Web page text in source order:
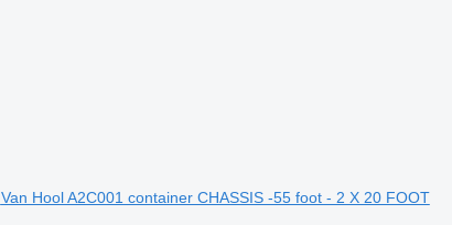
Van Hool A2C001 container CHASSIS -55 foot - 2 X 20 FOOT